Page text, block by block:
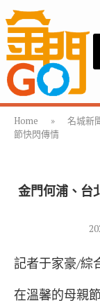
Home » 名城新
節快閃傳情
金門何浦、台
記者于家豪/綜
在溫馨的母親